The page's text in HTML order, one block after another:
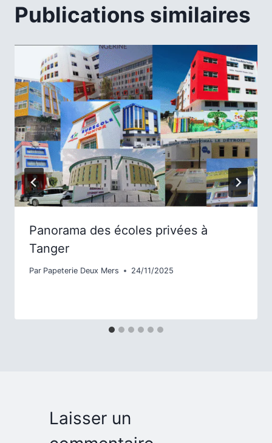
Publications similaires
Panorama des écoles privées à
Tanger
Par Papeterie Deux Mers 24/11/2025
Laisser un